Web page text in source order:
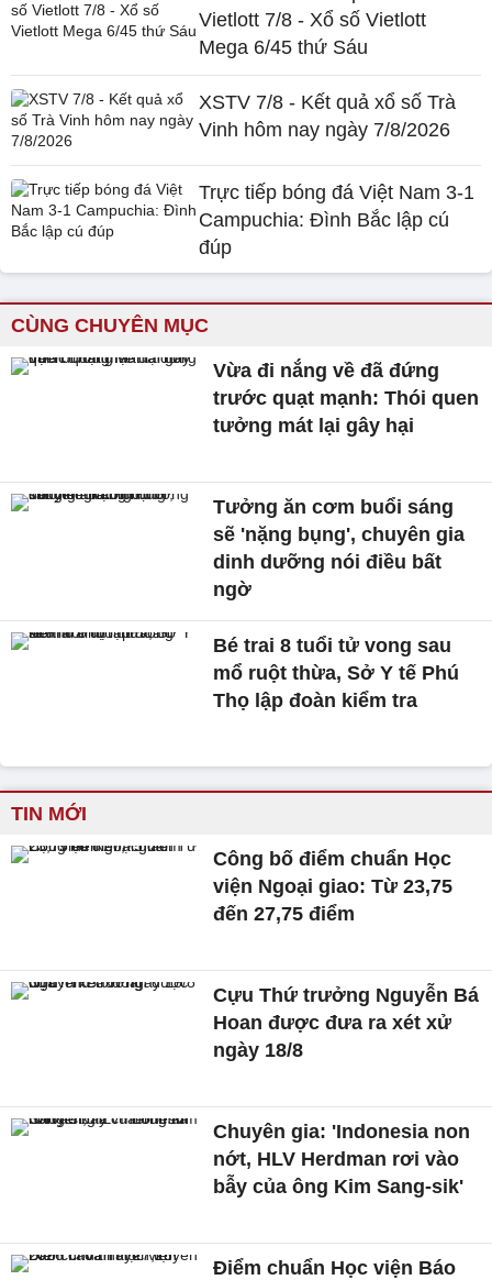
Vietlott 7/8 - Xổ số Vietlott
Mega 6/45 thứ Sáu
XSTV 7/8 - Kết quả xổ số Trà
Vinh hôm nay ngày 7/8/2026
Trực tiếp bóng đá Việt Nam 3-1
Campuchia: Đình Bắc lập cú
đúp
CÙNG CHUYÊN MỤC
Vừa đi nắng về đã đứng
trước quạt mạnh: Thói quen
tưởng mát lại gây hại
Tưởng ăn cơm buổi sáng
sẽ 'nặng bụng', chuyên gia
dinh dưỡng nói điều bất
ngờ
Bé trai 8 tuổi tử vong sau
mổ ruột thừa, Sở Y tế Phú
Thọ lập đoàn kiểm tra
TIN MỚI
Công bố điểm chuẩn Học
viện Ngoại giao: Từ 23,75
đến 27,75 điểm
Cựu Thứ trưởng Nguyễn Bá
Hoan được đưa ra xét xử
ngày 18/8
Chuyên gia: 'Indonesia non
nớt, HLV Herdman rơi vào
bẫy của ông Kim Sang-sik'
Điểm chuẩn Học viện Báo